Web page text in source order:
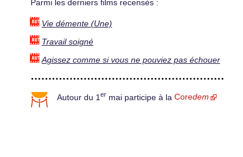
Parmi les derniers films recensés :
Vie démente (Une)
Travail soigné
Agissez comme si vous ne pouviez pas échouer
Autour du 1 er mai participe à la Coredem